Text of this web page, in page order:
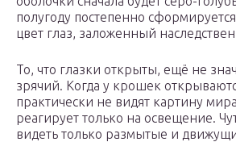
полугоду постепенно
цвет глаз, заложенный
То, что глазки открыты, ещё не
зрячий. Когда у крошек
практически не видят картину
реагирует только на освещение.
видеть только размытые и